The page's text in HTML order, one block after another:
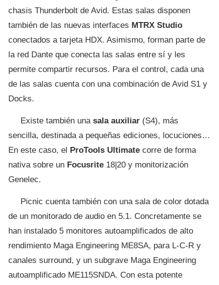
chasis Thunderbolt de Avid. Estas salas disponen
también de las nuevas interfaces MTRX Studio
conectados a tarjeta HDX. Asimismo, forman parte de
la red Dante que conecta las salas entre sí y les
permite compartir recursos. Para el control, cada una
de las salas cuenta con una combinación de Avid S1 y
Docks.
Existe también una sala auxiliar (S4), más
sencilla, destinada a pequeñas ediciones, locuciones…
En este caso, el
ProTools Ultimate corre de forma
nativa sobre un Focusrite 18|20 y monitorización
Genelec.
Picnic cuenta también con una sala de color dotada
de un monitorado de audio en 5.1. Concretamente se
han instalado 5 monitores autoamplificados de alto
rendimiento Maga Engineering ME8SA, para L-C-R y
canales surround, y un subgrave Maga Engineering
autoamplificado ME115SNDA. Con esta potente